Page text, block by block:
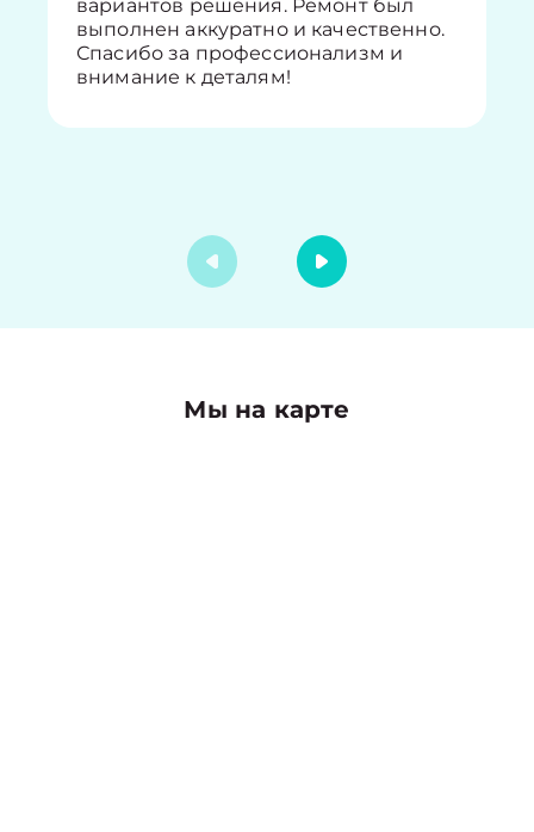
вариантов решения. Ремонт был
выполнен аккуратно и качественно.
Спасибо за профессионализм и
внимание к деталям!
Мы на карте